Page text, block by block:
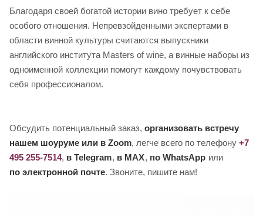
Благодаря своей богатой истории вино требует к себе
особого отношения. Непревзойденными экспертами в
области винной культуры считаются выпускники
английского института Masters of wine, а винные наборы из
одноименной коллекции помогут каждому почувствовать
себя профессионалом.
Обсудить потенциальный заказ, организовать встречу
нашем шоуруме или в Zoom, легче всего по телефону +7
495 255-7514, в Telegram, в MAX, по WhatsApp или
по электронной почте. Звоните, пишите нам!